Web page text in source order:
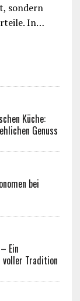
sondern
In…
Küche:
Genuss
bei
Ein
voller Tradition